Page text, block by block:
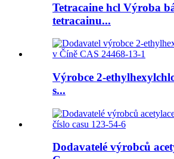
Tetracaine hcl Výroba
tetracainu...
Výrobce 2-
s...
Dodavatelé výrobců